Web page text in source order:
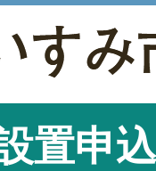
置申